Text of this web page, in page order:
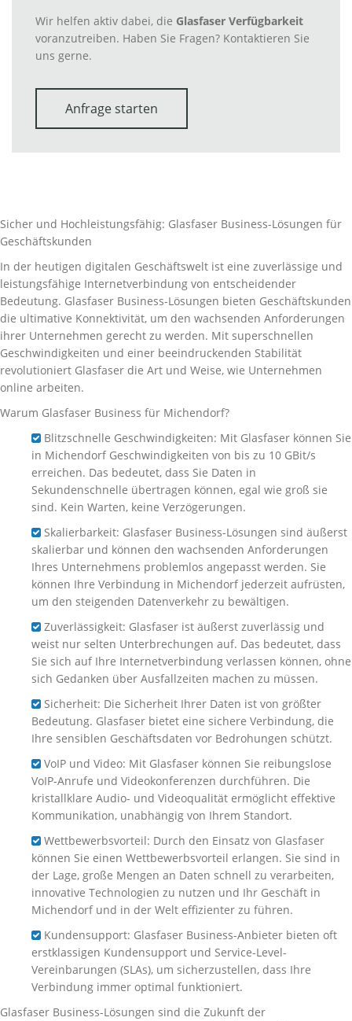
Wir helfen aktiv dabei, die Glasfaser Verfügbarkeit
voranzutreiben. Haben Sie Fragen? Kontaktieren Sie
uns gerne.
Anfrage starten
Sicher und Hochleistungsfähig: Glasfaser Business-Lösungen für
Geschäftskunden
In der heutigen digitalen Geschäftswelt ist eine zuverlässige und
leistungsfähige Internetverbindung von entscheidender
Bedeutung. Glasfaser Business-Lösungen bieten Geschäftskunden
die ultimative Konnektivität, um den wachsenden Anforderungen
ihrer Unternehmen gerecht zu werden. Mit superschnellen
Geschwindigkeiten und einer beeindruckenden Stabilität
revolutioniert Glasfaser die Art und Weise, wie Unternehmen
online arbeiten.
Warum Glasfaser Business für Michendorf?
Blitzschnelle Geschwindigkeiten: Mit Glasfaser können Sie
in Michendorf Geschwindigkeiten von bis zu 10 GBit/s
erreichen. Das bedeutet, dass Sie Daten in
Sekundenschnelle übertragen können, egal wie groß sie
sind. Kein Warten, keine Verzögerungen.
Skalierbarkeit: Glasfaser Business-Lösungen sind äußerst
skalierbar und können den wachsenden Anforderungen
Ihres Unternehmens problemlos angepasst werden. Sie
können Ihre Verbindung in Michendorf jederzeit aufrüsten,
um den steigenden Datenverkehr zu bewältigen.
Zuverlässigkeit: Glasfaser ist äußerst zuverlässig und
weist nur selten Unterbrechungen auf. Das bedeutet, dass
Sie sich auf Ihre Internetverbindung verlassen können, ohne
sich Gedanken über Ausfallzeiten machen zu müssen.
Sicherheit: Die Sicherheit Ihrer Daten ist von größter
Bedeutung. Glasfaser bietet eine sichere Verbindung, die
Ihre sensiblen Geschäftsdaten vor Bedrohungen schützt.
VoIP und Video: Mit Glasfaser können Sie reibungslose
VoIP-Anrufe und Videokonferenzen durchführen. Die
kristallklare Audio- und Videoqualität ermöglicht effektive
Kommunikation, unabhängig von Ihrem Standort.
Wettbewerbsvorteil: Durch den Einsatz von Glasfaser
können Sie einen Wettbewerbsvorteil erlangen. Sie sind in
der Lage, große Mengen an Daten schnell zu verarbeiten,
innovative Technologien zu nutzen und Ihr Geschäft in
Michendorf und in der Welt effizienter zu führen.
Kundensupport: Glasfaser Business-Anbieter bieten oft
erstklassigen Kundensupport und Service-Level-
Vereinbarungen (SLAs), um sicherzustellen, dass Ihre
Verbindung immer optimal funktioniert.
Glasfaser Business-Lösungen sind die Zukunft der